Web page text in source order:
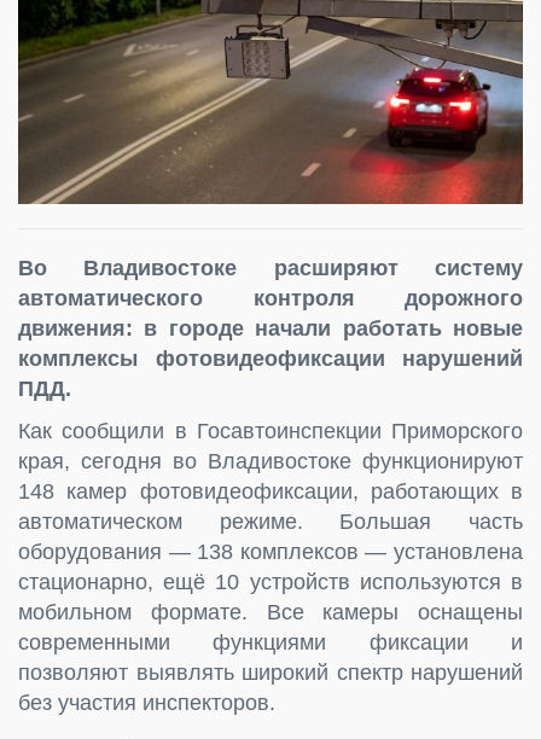
Во Владивостоке расширяют систему
автоматического контроля дорожного
движения: в городе начали работать новые
комплексы фотовидеофиксации нарушений
ПДД.
Как сообщили в Госавтоинспекции Приморского
края, сегодня во Владивостоке функционируют
148 камер фотовидеофиксации, работающих в
автоматическом режиме. Большая часть
оборудования — 138 комплексов — установлена
стационарно, ещё 10 устройств используются в
мобильном формате. Все камеры оснащены
современными функциями фиксации и
позволяют выявлять широкий спектр нарушений
без участия инспекторов.